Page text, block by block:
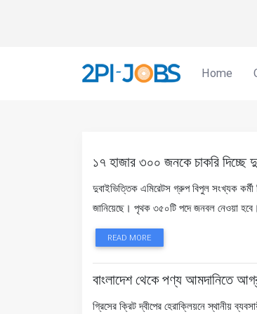
Home
১৭ হাজার ৩০০ জনকে চাকরি দিচ্ছে
দুবাইভিত্তিক এমিরেটস গ্রুপ বিপুল সংখ্যক কর্মী
জানিয়েছে। পৃথক ৩৫০টি পদে জনবল নেওয়া হবে।
READ MORE
বাংলাদেশ থেকে পণ্য আমদানিতে
গ্রিসের ক্রিট দ্বীপের হেরাক্লিয়নে স্থানীয়